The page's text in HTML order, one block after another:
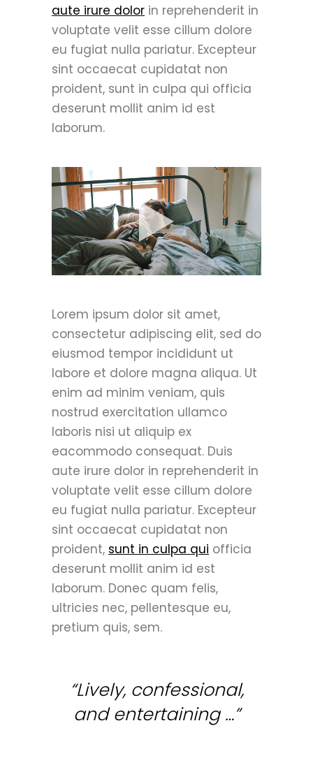
aute irure dolor in reprehenderit in
voluptate velit esse cillum dolore
eu fugiat nulla pariatur. Excepteur
sint occaecat cupidatat non
proident, sunt in culpa qui officia
deserunt mollit anim id est
laborum.
Lorem ipsum dolor sit amet,
consectetur adipiscing elit, sed do
eiusmod tempor incididunt ut
labore et dolore magna aliqua. Ut
enim ad minim veniam, quis
nostrud exercitation ullamco
laboris nisi ut aliquip ex
eacommodo consequat. Duis
aute irure dolor in reprehenderit in
voluptate velit esse cillum dolore
eu fugiat nulla pariatur. Excepteur
sint occaecat cupidatat non
proident, sunt in culpa qui officia
deserunt mollit anim id est
laborum. Donec quam felis,
ultricies nec, pellentesque eu,
pretium quis, sem.
“Lively, confessional,
and entertaining …”